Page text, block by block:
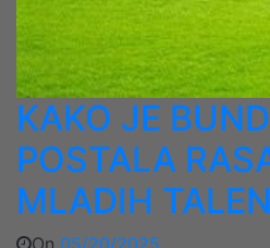
KAKO JE
POSTALA
MLADIH
On 05/20/2025